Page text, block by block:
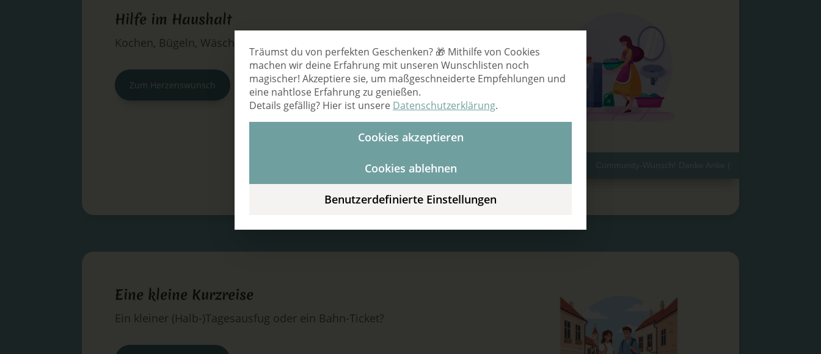
Hilfe im Haushalt
Kochen, Bügeln, Wäsche waschen?
Zum Herzenswunsch
Community-Wunsch! Danke Anke (:
Eine kleine Kurzreise
Ein kleiner (Halb-)Tagesausfug oder ein Bahn-Ticket?
Datenschutz-Einstellungen
Träumst du von perfekten Geschenken? 🎁 Mithilfe von Cookies
machen wir deine Erfahrung mit unseren Wunschlisten noch
magischer! Akzeptiere sie, um maßgeschneiderte Empfehlungen und
eine nahtlose Erfahrung zu genießen.
Details gefällig? Hier ist unsere Datenschutzerklärung.
Cookies akzeptieren
Cookies ablehnen
Benutzerdefinierte Einstellungen